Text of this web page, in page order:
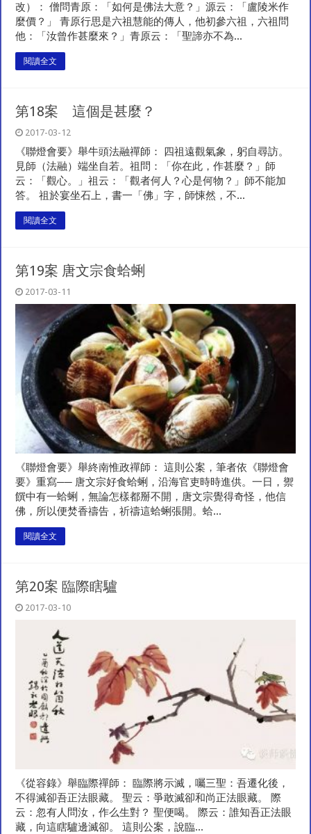
改）： 僧問青原：「如何是佛法大意？」源云：「盧陵米作
麼價？」 青原行思是六祖慧能的傳人，他初參六祖，六祖問
他：「汝曾作甚麼來？」青原云：「聖諦亦不為...
閱讀全文
第18案 這個是甚麼？
2017-03-12
《聯燈會要》舉牛頭法融禪師： 四祖遠觀氣象，躬自尋訪。
見師（法融）端坐自若。祖問：「你在此，作甚麼？」師
云：「觀心。」祖云：「觀者何人？心是何物？」師不能加
答。 祖於宴坐石上，書一「佛」字，師悚然，不...
閱讀全文
第19案 唐文宗食蛤蜊
2017-03-11
《聯燈會要》舉終南惟政禪師： 這則公案，筆者依《聯燈會
要》重寫── 唐文宗好食蛤蜊，沿海官吏時時進供。一日，禦
饌中有一蛤蜊，無論怎樣都掰不開，唐文宗覺得奇怪，他信
佛，所以便焚香禱告，祈禱這蛤蜊張開。蛤...
閱讀全文
第20案 臨際瞎驢
2017-03-10
《從容錄》舉臨際禪師： 臨際將示滅，囑三聖：吾遷化後，
不得滅卻吾正法眼藏。 聖云：爭敢滅卻和尚正法眼藏。 際
云：忽有人問汝，作么生對？ 聖便喝。 際云：誰知吾正法眼
藏，向這瞎驢邊滅卻。 這則公案，說臨...